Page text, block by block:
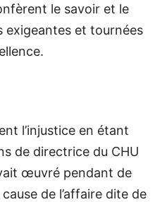
le savoir et le
exigeantes et tournées
l’injustice en étant
de directrice du CHU
œuvré pendant de
de l’affaire dite de